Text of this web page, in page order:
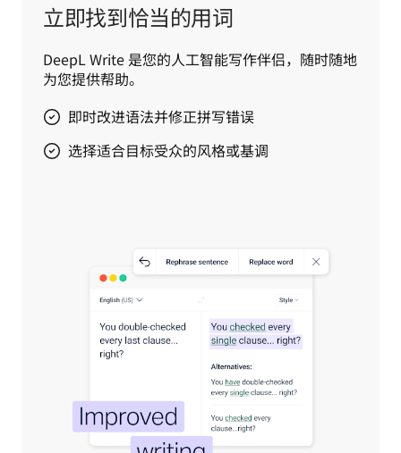
立即找到恰当的用词
DeepL Write 是您的人工智能写作伴侣，随时随地
为您提供帮助。
即时改进语法并修正拼写错误
选择适合目标受众的风格或基调